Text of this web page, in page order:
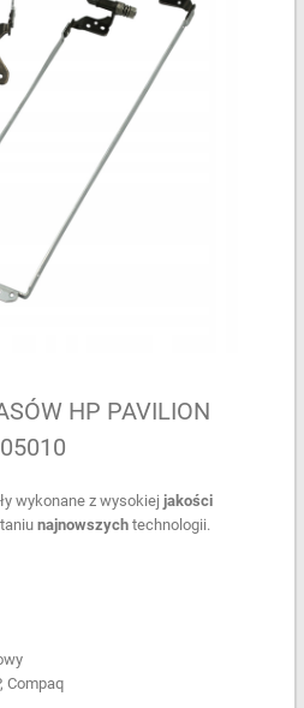
HP PAVILION
wykonane z wysokiej jakości
najnowszychtechnologii.
Compaq